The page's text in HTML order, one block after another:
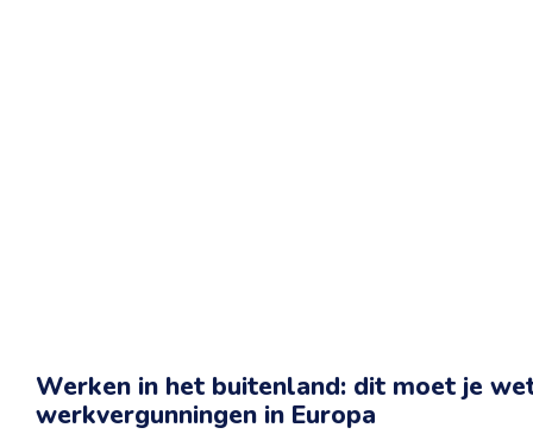
Werken in het buitenland: dit moet je
werkvergunningen in Europa